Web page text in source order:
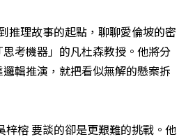
推理故事的起點，聊聊愛倫坡的密
考機器」的凡杜森教授。他將分
輯推演，就把看似無解的懸案拆
梓榕 要談的卻是更艱難的挑戰。他